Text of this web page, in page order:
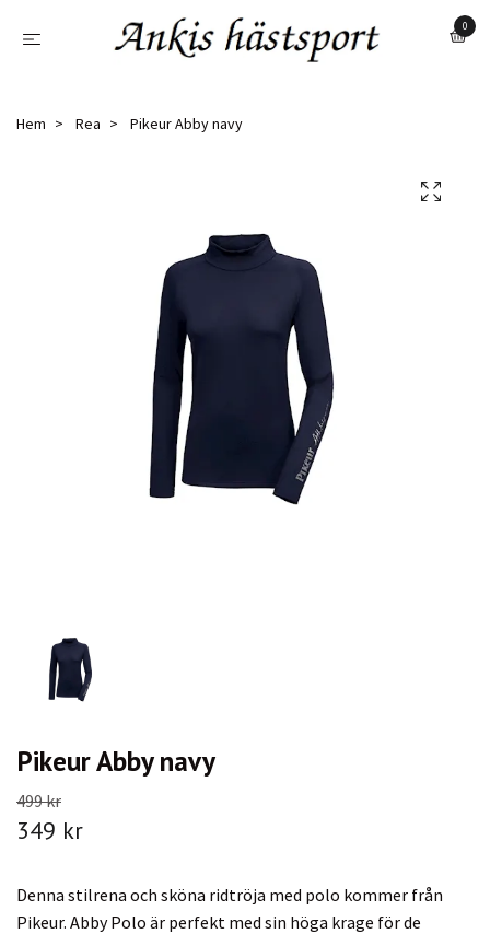
0
Hem Rea Pikeur Abby navy
Pikeur Abby navy
499 kr
349 kr
Denna stilrena och sköna ridtröja med polo kommer från
Pikeur. Abby Polo är perfekt med sin höga krage för de